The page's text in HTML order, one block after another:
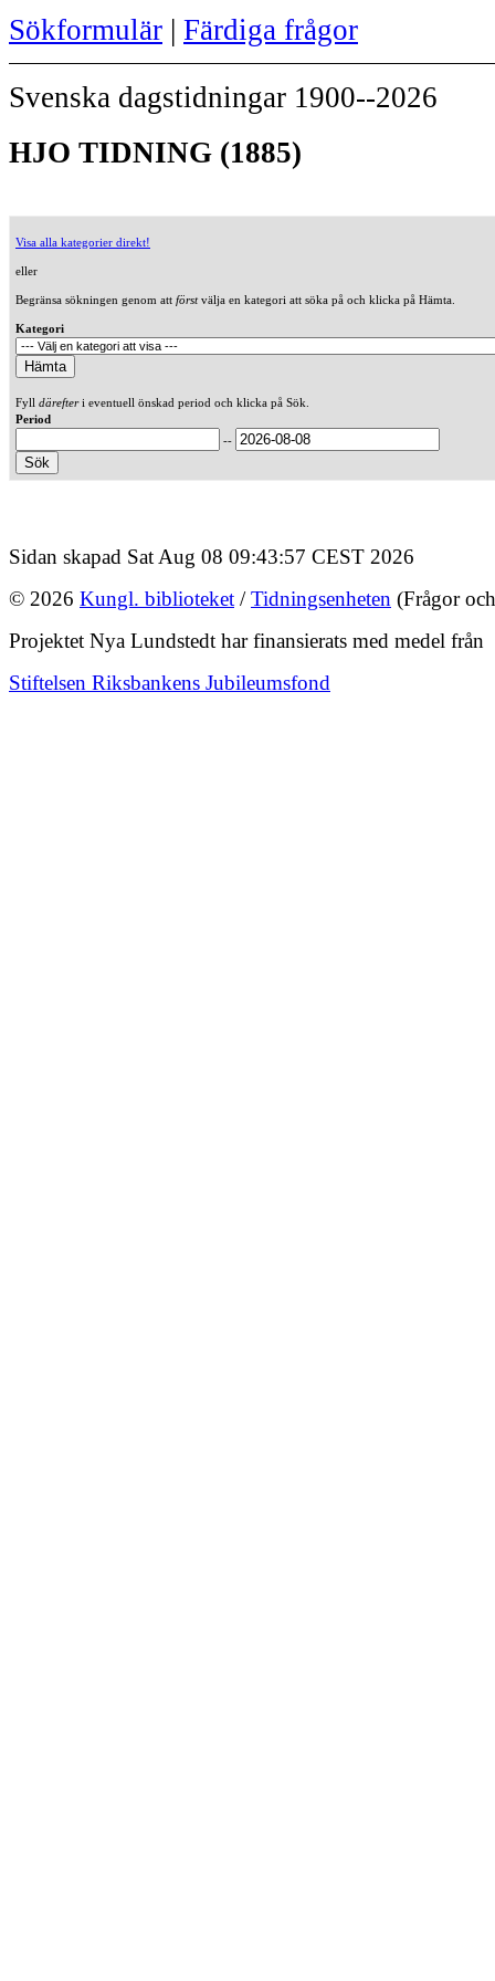
Sökformulär | Färdiga frågor
Svenska dagstidningar 1900--2026
HJO TIDNING (1885)
Visa alla kategorier direkt!
eller
Begränsa sökningen genom att förstvälja en kategori att söka på och klicka på Hämta.
Kategori
Fyll därefteri eventuell önskad period och klicka på Sök.
Period
--
Sidan skapad Sat Aug 08 09:43:57 CEST 2026
© 2026 Kungl. biblioteket /Tidningsenheten (Frågor
Projektet Nya Lundstedt har finansierats med medel från
Stiftelsen Riksbankens Jubileumsfond